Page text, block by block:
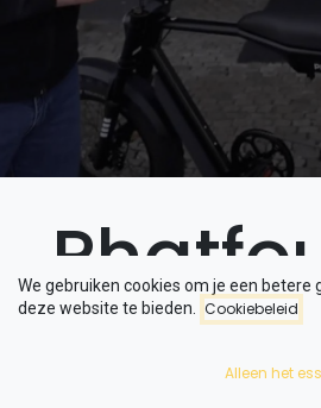
We gebruiken cookies om je een betere
deze website te bieden.
Cookiebeleid
Alleen het